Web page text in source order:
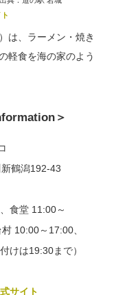
は、ラーメン・焼き
軽食を海の家のよう
＞
鶴潟192-43
食堂 11:00～
10:00～17:00、
けは19:30まで）
サイト